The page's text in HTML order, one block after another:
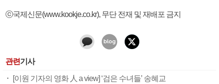
ⓒ국제신문(www.kookje.co.kr), 무단 전재 및 재배포 금지
관련기사
[이원 기자의 영화 人 a view] ‘검은 수녀들’ 송혜교